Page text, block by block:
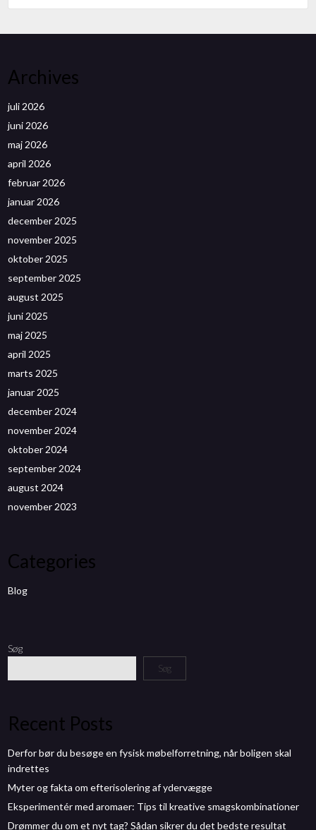
Archives
juli 2026
juni 2026
maj 2026
april 2026
februar 2026
januar 2026
december 2025
november 2025
oktober 2025
september 2025
august 2025
juni 2025
maj 2025
april 2025
marts 2025
januar 2025
december 2024
november 2024
oktober 2024
september 2024
august 2024
november 2023
Categories
Blog
Søg
Søg
Recent Posts
Derfor bør du besøge en fysisk møbelforretning, når boligen skal
indrettes
Myter og fakta om efterisolering af ydervægge
Eksperimentér med aromaer: Tips til kreative smagskombinationer
Drømmer du om et nyt tag? Sådan sikrer du det bedste resultat